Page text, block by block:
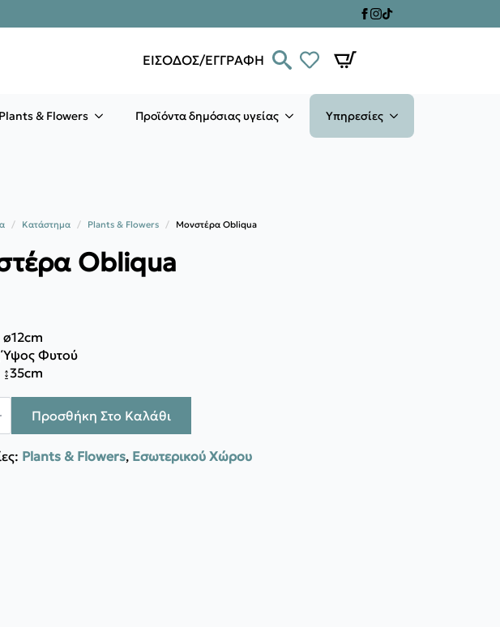
ΕΙΣΟΔΟΣ/ΕΓΓΡΑΦΗ
Plants & Flowers Προϊόντα δημόσιας υγείας Υπηρεσίες
Κατάστημα Plants & Flowers Μονστέρα Obliqua
Obliqua
ø12cm
Ύψος Φυτού
↨35cm
Προσθήκη Στο Καλάθι
Plants & Flowers, Εσωτερικού Χώρου